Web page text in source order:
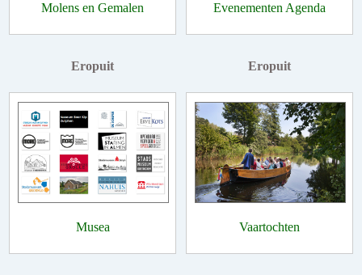
Molens en Gemalen Evenementen Agenda
Eropuit
Musea
Eropuit
Vaartochten